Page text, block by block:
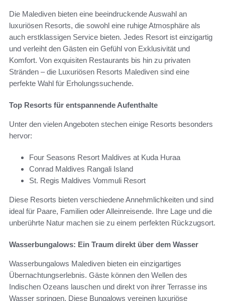
Die Malediven bieten eine beeindruckende Auswahl an
luxuriösen Resorts, die sowohl eine ruhige Atmosphäre als
auch erstklassigen Service bieten. Jedes Resort ist einzigartig
und verleiht den Gästen ein Gefühl von Exklusivität und
Komfort. Von exquisiten Restaurants bis hin zu privaten
Stränden – die Luxuriösen Resorts Malediven sind eine
perfekte Wahl für Erholungssuchende.
Top Resorts für entspannende Aufenthalte
Unter den vielen Angeboten stechen einige Resorts besonders
hervor:
Four Seasons Resort Maldives at Kuda Huraa
Conrad Maldives Rangali Island
St. Regis Maldives Vommuli Resort
Diese Resorts bieten verschiedene Annehmlichkeiten und sind
ideal für Paare, Familien oder Alleinreisende. Ihre Lage und die
unberührte Natur machen sie zu einem perfekten Rückzugsort.
Wasserbungalows: Ein Traum direkt über dem Wasser
Wasserbungalows Malediven bieten ein einzigartiges
Übernachtungserlebnis. Gäste können den Wellen des
Indischen Ozeans lauschen und direkt von ihrer Terrasse ins
Wasser springen. Diese Bungalows vereinen luxuriöse